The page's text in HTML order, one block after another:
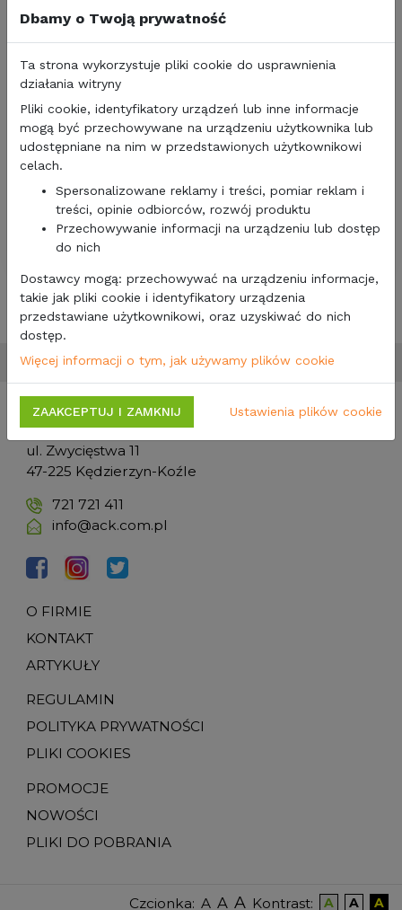
32,00 zł
PODUSZKA DMUCHANA BRUNNER MORGAN 46X32CM
NIEBIESKA
1
ACK Group
ul. Zwycięstwa 11
47-225 Kędzierzyn-Koźle
721 721 411
info@ack.com.pl
O FIRMIE
KONTAKT
ARTYKUŁY
REGULAMIN
POLITYKA PRYWATNOŚCI
PLIKI COOKIES
PROMOCJE
NOWOŚCI
PLIKI DO POBRANIA
Czcionka: A A A Kontrast: A A A
Dbamy o Twoją prywatność
Ta strona wykorzystuje pliki cookie do usprawnienia
działania witryny
Pliki cookie, identyfikatory urządzeń lub inne informacje
mogą być przechowywane na urządzeniu użytkownika lub
udostępniane na nim w przedstawionych użytkownikowi
celach.
Spersonalizowane reklamy i treści, pomiar reklam i
treści, opinie odbiorców, rozwój produktu
Przechowywanie informacji na urządzeniu lub dostęp
do nich
Dostawcy mogą: przechowywać na urządzeniu informacje,
takie jak pliki cookie i identyfikatory urządzenia
przedstawiane użytkownikowi, oraz uzyskiwać do nich
dostęp.
Więcej informacji o tym, jak używamy plików cookie
ZAAKCEPTUJ I ZAMKNIJ Ustawienia plików cookie